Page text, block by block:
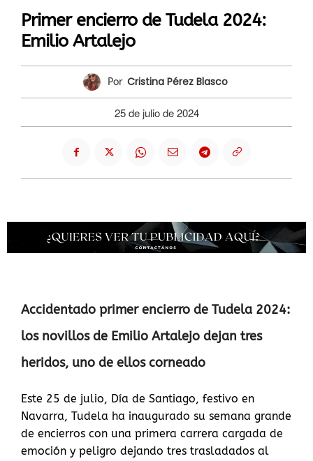
Primer encierro de Tudela 2024:
Emilio Artalejo
Por Cristina Pérez Blasco
25 de julio de 2024
Accidentado primer encierro de Tudela 2024:
los novillos de Emilio Artalejo dejan tres
heridos, uno de ellos corneado
Este 25 de julio, Día de Santiago, festivo en
Navarra, Tudela ha inaugurado su semana grande
de encierros con una primera carrera cargada de
emoción y peligro dejando tres trasladados al